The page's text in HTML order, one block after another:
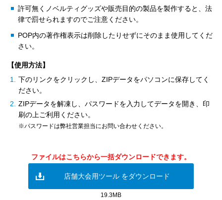
許可無くノベルティグッズや販売目的の製品を製作すると、法
律で罰せられますのでご注意ください。
POP内の著作権表示は削除したりせずにそのまま使用してくだ
さい。
【使用方法】
下のリンクをクリックし、ZIPデータをパソコンに保存してく
ださい。
ZIPデータを解凍し、パスワードを入力してデータを開き、印
刷の上ご利用ください。
※パスワードは弊社営業担当にお問い合わせください。
ファイルはこちらから一括ダウンロードできます。
店舗大会用ツール をダウンロード
19.3MB